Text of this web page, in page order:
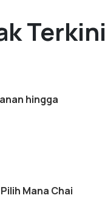
Terkini
hingga
Mana Chai